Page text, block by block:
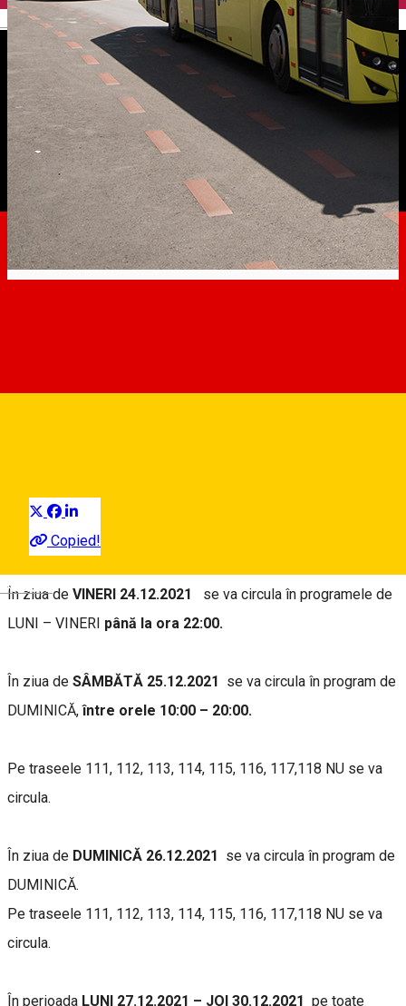
English
Deutsch
23.12.2021 - 02.01.2022
Copied!
În perioada
pentru elevi.
În ziua de VINERI 24.12.2021
se va circula în programele de
LUNI – VINERI până la ora 22:00.
În ziua de SÂMBĂTĂ 25.12.2021 se va circula în program de
DUMINICĂ,între orele 10:00 – 20:00.
Pe traseele 111, 112, 113, 114, 115, 116, 117,118 NU se va
circula.
În ziua de DUMINICĂ 26.12.2021 se va circula în program de
DUMINICĂ.
Pe traseele 111, 112, 113, 114, 115, 116, 117,118 NU se va
circula.
În perioada LUNI 27.12.2021 – JOI 30.12.2021 pe toate